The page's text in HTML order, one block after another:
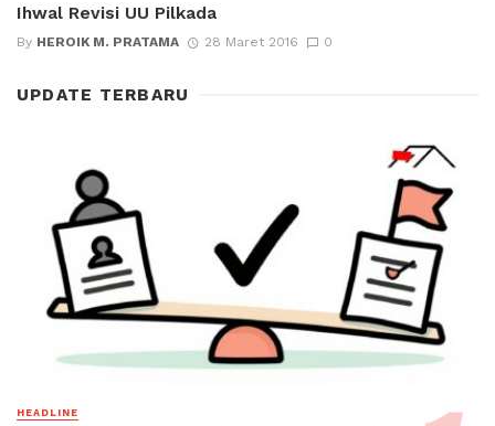
Ihwal Revisi UU Pilkada
By HEROIK M. PRATAMA 28 Maret 2016 0
UPDATE TERBARU
HEADLINE